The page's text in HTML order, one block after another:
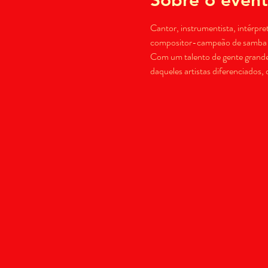
Cantor, instrumentista,
compositor-campeão de
Com um talento de gente
daqueles artistas diferenciados,